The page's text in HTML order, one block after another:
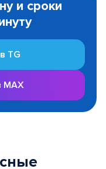
и сроки
TG
MAX